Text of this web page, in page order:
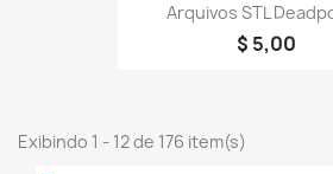
Arquivos STL
$ 5,00
Exibindo 1 - 12 de 176 item(s)